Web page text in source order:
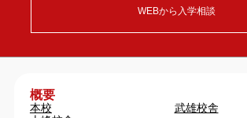
WEBから入学相談
概要
本校
武雄校舎